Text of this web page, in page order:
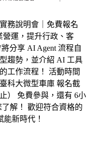
務說明會｜免費報名
營運，提升行政、客
分享 AI Agent 流程自
趨勢，並介紹 AI 工具
工作流程！ 活動時間
臺科大微型車庫 報名截
） 免費參與，還有 6小
解！ 歡迎符合資格的
新時代！